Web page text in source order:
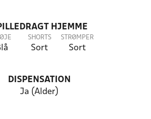
HJEMME
SHORTS
Sort
STRØMPER
Sort
DISPENSATION
Ja (Alder)